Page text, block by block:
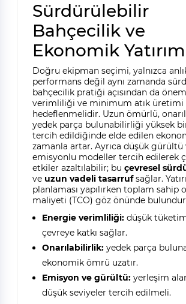
Sürdürülebilir
Bahçecilik ve
Ekonomik Yatırım
Doğru ekipman seçimi, yalnızca
performans değil aynı zamanda
bahçecilik pratiği açısından da
verimliliği ve minimum atık üretimi
hedeflenmelidir. Uzun ömürlü,
yedek parça bulunabilirliği yüksek
tercih edildiğinde elde edilen
zamanla artar. Ayrıca düşük gürültü
emisyonlu modeller tercih edilerek
etkiler azaltılabilir; bu çevresel
ve uzun vadeli tasarrufsağlar.
planlaması yapılırken toplam sahip
maliyeti (TCO) göz önünde
Energie verimliliği:düşük
çevreye katkı sağlar.
Onarılabilirlik:yedek parça
ekonomik ömrü uzatır.
Emisyon ve gürültü:yerleşim
düşük seviyeler tercih edilmeli.